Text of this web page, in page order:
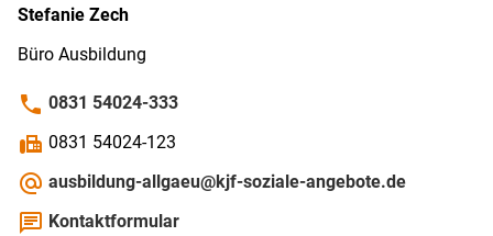
Stefanie Zech
Büro Ausbildung
phone 0831 54024-333
fax 0831 54024-123
alternate_email ausbildung-allgaeu@kjf-soziale-angebote.de
chat Kontaktformular